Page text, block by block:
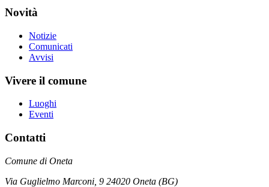
Novità
Notizie
Comunicati
Avvisi
Vivere il comune
Luoghi
Eventi
Contatti
Comune di Oneta
Via Guglielmo Marconi, 9 24020 Oneta (BG)